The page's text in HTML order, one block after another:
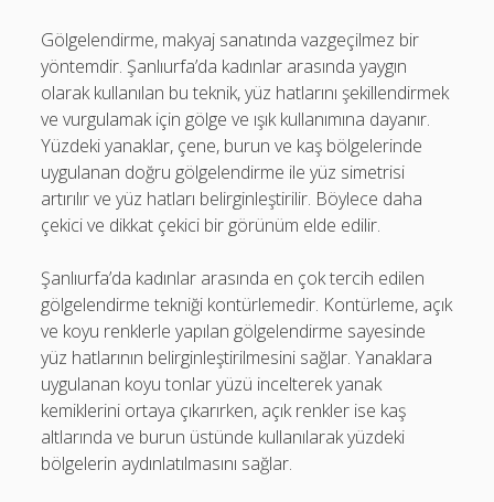
Gölgelendirme, makyaj sanatında vazgeçilmez bir
yöntemdir. Şanlıurfa’da kadınlar arasında yaygın
olarak kullanılan bu teknik, yüz hatlarını şekillendirmek
ve vurgulamak için gölge ve ışık kullanımına dayanır.
Yüzdeki yanaklar, çene, burun ve kaş bölgelerinde
uygulanan doğru gölgelendirme ile yüz simetrisi
artırılır ve yüz hatları belirginleştirilir. Böylece daha
çekici ve dikkat çekici bir görünüm elde edilir.
Şanlıurfa’da kadınlar arasında en çok tercih edilen
gölgelendirme tekniği kontürlemedir. Kontürleme, açık
ve koyu renklerle yapılan gölgelendirme sayesinde
yüz hatlarının belirginleştirilmesini sağlar. Yanaklara
uygulanan koyu tonlar yüzü incelterek yanak
kemiklerini ortaya çıkarırken, açık renkler ise kaş
altlarında ve burun üstünde kullanılarak yüzdeki
bölgelerin aydınlatılmasını sağlar.